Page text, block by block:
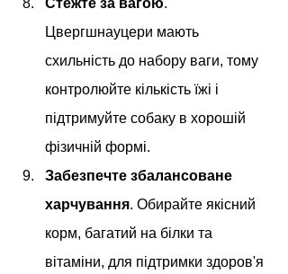
Стежте за вагою.
Цвергшнауцери мають
схильність до набору ваги, тому
контролюйте кількість їжі і
підтримуйте собаку в хорошій
фізичній формі.
Забезпечте збалансоване
харчування. Обирайте якісний
корм, багатий на білки та
вітаміни, для підтримки здоров'я